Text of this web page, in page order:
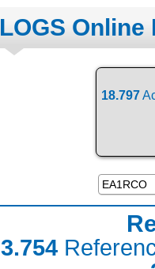
LOGS Online
18.797
3.754